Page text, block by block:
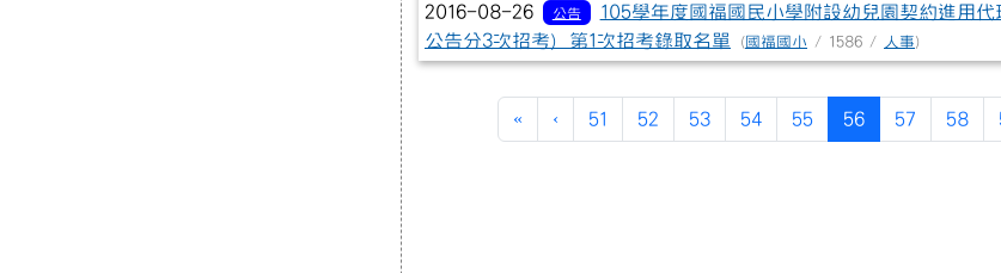
2016-08-26 公告
105學年度國福國民小學附設幼兒園契約進用代
公告分3次招考）第1次招考錄取名單
(國福國小 / 1586 / 人事)
«第一頁
‹上一頁
51 52 53 54 55 56(目前頁次)
57 58